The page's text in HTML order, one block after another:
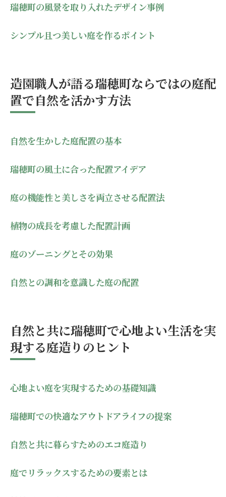
瑞穂町の自然を活かした庭の実例
持続可能な庭を維持するためのヒント
瑞穂町の風景を取り入れたデザイン事例
シンプル且つ美しい庭を作るポイント
造園職人が語る瑞穂町ならではの庭配
置で自然を活かす方法
自然を生かした庭配置の基本
瑞穂町の風土に合った配置アイデア
庭の機能性と美しさを両立させる配置法
植物の成長を考慮した配置計画
庭のゾーニングとその効果
自然との調和を意識した庭の配置
自然と共に瑞穂町で心地よい生活を実
現する庭造りのヒント
心地よい庭を実現するための基礎知識
瑞穂町での快適なアウトドアライフの提案
自然と共に暮らすためのエコ庭造り
庭でリラックスするための要素とは